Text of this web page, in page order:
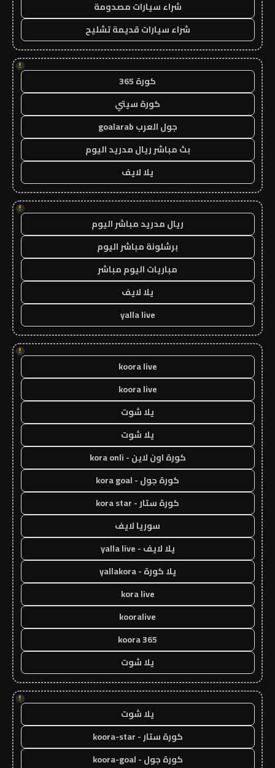
شراء سيارات مصدومة
شراء سيارات قديمة تشليح
!
كورة 365
كورة سيتي
جول العرب goalarab
بث مباشر ريال مدريد اليوم
يلا لايف
!
ريال مدريد مباشر اليوم
برشلونة مباشر اليوم
مباريات اليوم مباشر
يلا لايف
yalla live
!
koora live
koora live
يلا شوت
يلا شوت
كورة اون لاين - kora onli
كورة جول - kora goal
كورة ستار - kora star
سوريا لايف
يلا لايف - yalla live
يلا كورة - yallakora
kora live
kooralive
koora 365
يلا شوت
!
يلا شوت
كورة ستار - koora-star
كورة جول - koora-goal